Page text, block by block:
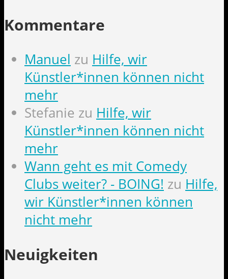
Kommentare
Manuel zu Hilfe, wir
Künstler*innen können nicht
mehr
Stefanie zu Hilfe, wir
Künstler*innen können nicht
mehr
Wann geht es mit Comedy
Clubs weiter? - BOING! zu Hilfe,
wir Künstler*innen können
nicht mehr
Neuigkeiten